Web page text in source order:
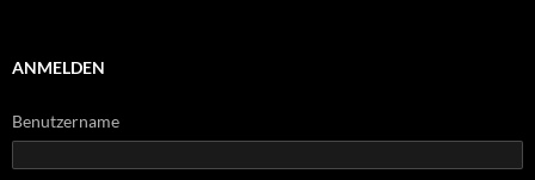
ANMELDEN
Benutzername